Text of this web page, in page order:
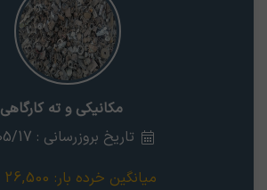
مکانیکی و ته کارگاهی
تاریخ بروزرسانی : 05/05/17
میانگین خرده بار: 26,500